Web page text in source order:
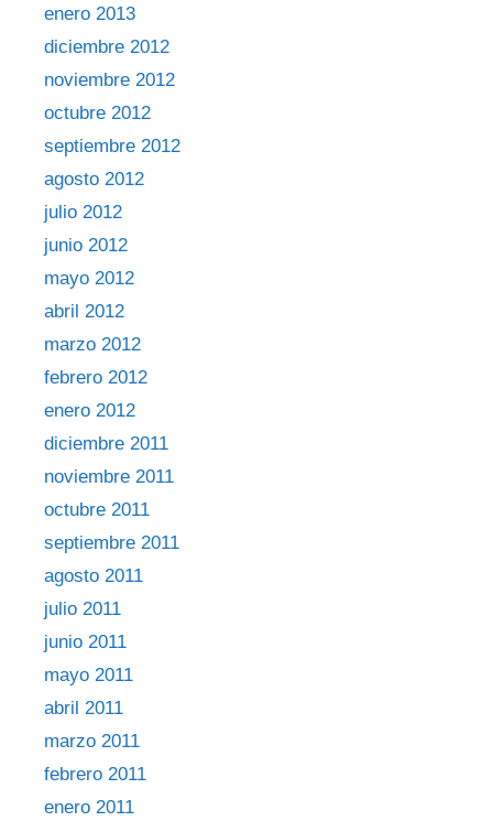
enero 2013
diciembre 2012
noviembre 2012
octubre 2012
septiembre 2012
agosto 2012
julio 2012
junio 2012
mayo 2012
abril 2012
marzo 2012
febrero 2012
enero 2012
diciembre 2011
noviembre 2011
octubre 2011
septiembre 2011
agosto 2011
julio 2011
junio 2011
mayo 2011
abril 2011
marzo 2011
febrero 2011
enero 2011